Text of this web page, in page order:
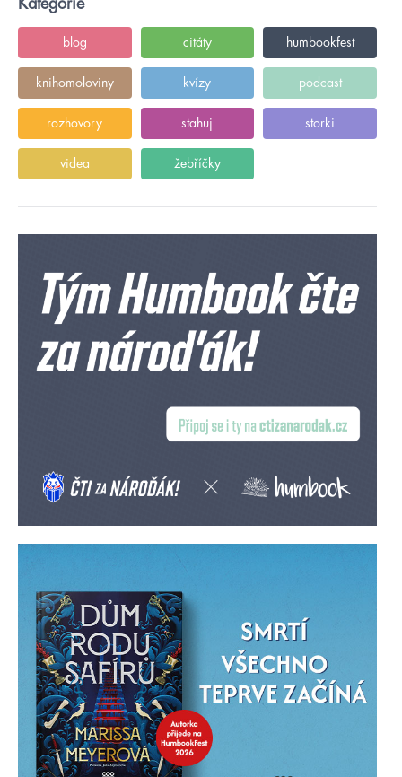
blog citáty humbookfest
knihomoloviny kvízy podcast
rozhovory stahuj storki
videa žebříčky